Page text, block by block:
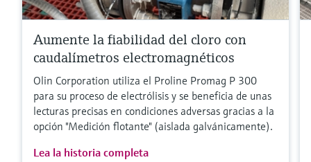
Aumente la fiabilidad del cloro con
caudalímetros electromagnéticos
Olin Corporation utiliza el Proline Promag P 300
para su proceso de electrólisis y se beneficia de unas
lecturas precisas en condiciones adversas gracias a la
opción "Medición flotante" (aislada galvánicamente).
Lea la historia completa